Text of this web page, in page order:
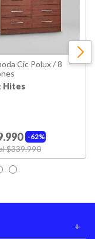
Cic Polux / 8
Hites
62%
from
$339.990